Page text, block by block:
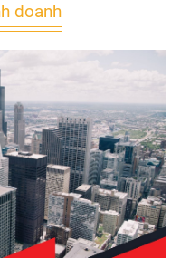
doanh